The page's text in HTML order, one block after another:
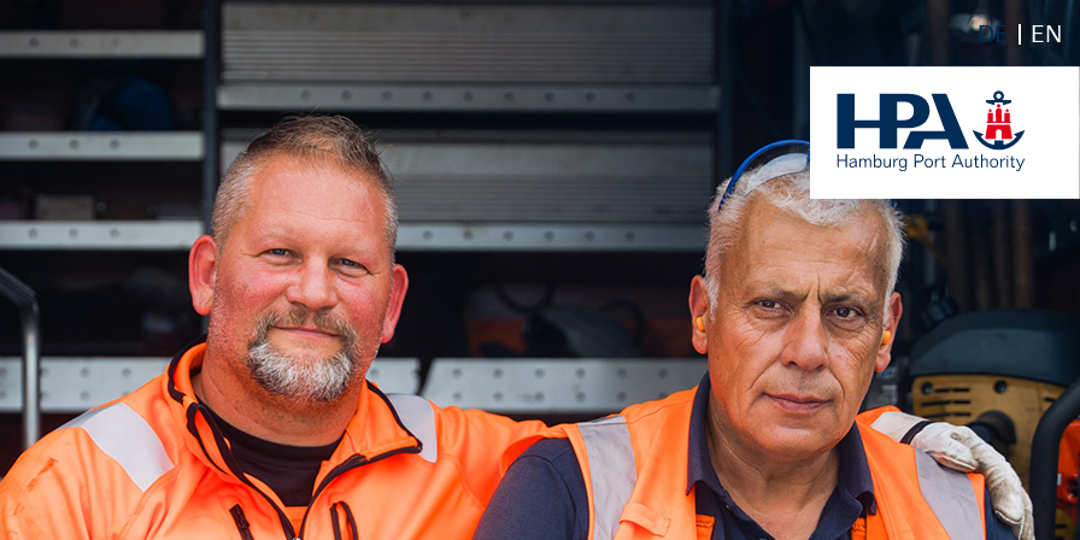
DE EN
Center der HPA
aller Verkehrsmeldungen im Hafen am